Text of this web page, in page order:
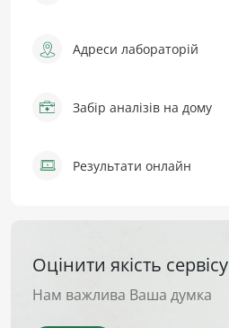
Адреси лабораторій
Забір аналізів на дому
Результати онлайн
Оцінити якість сервісу
Нам важлива Ваша думка